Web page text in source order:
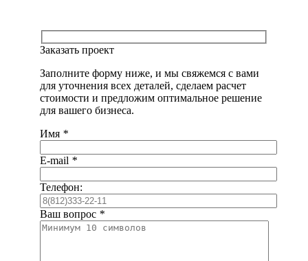
Заказать проект
Заполните форму ниже, и мы свяжемся с вами
для уточнения всех деталей, сделаем расчет
стоимости и предложим оптимальное решение
для вашего бизнеса.
Имя *
E-mail *
Телефон:
Ваш вопрос *